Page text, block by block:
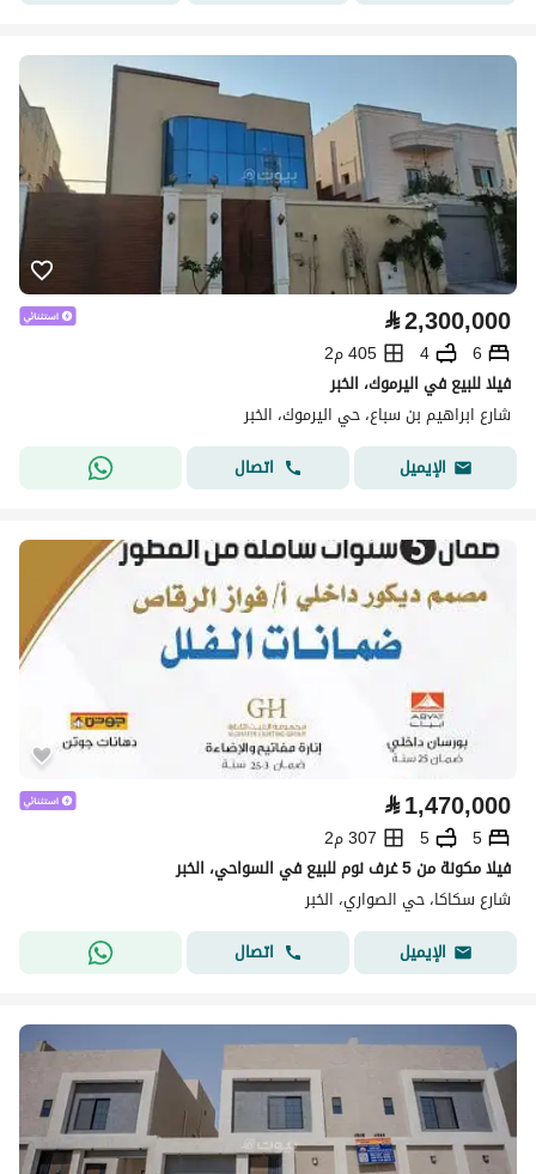
⃁2,300,000
6
4
405 م2
فيلا للبيع في اليرموك، الخبر
شارع ابراهيم بن سباع، حي اليرموك، الخبر
الإيميل
اتصال
⃁1,470,000
5
5
307 م2
فيلا مكونة من 5 غرف نوم للبيع في السواحي، الخبر
شارع سكاكا، حي الصواري، الخبر
الإيميل
اتصال